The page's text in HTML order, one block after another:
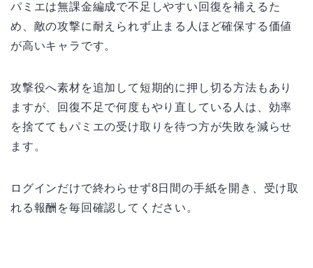
パミエは無課金編成で不足しやすい回復を補えるた
め、敵の攻撃に耐えられず止まる人ほど確保する価値
が高いキャラです。
攻撃役へ素材を追加して短期的に押し切る方法もあり
ますが、回復不足で何度もやり直している人は、効率
を捨ててもパミエの受け取りを待つ方が失敗を減らせ
ます。
ログインだけで終わらせず8日間の手紙を開き、受け取
れる報酬を毎回確認してください。